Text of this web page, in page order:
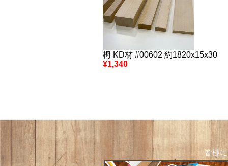
栂 KD材 #00602 約1820x15x30
¥1,340
皆様